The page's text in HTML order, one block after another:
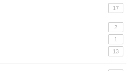
17
2
1
13